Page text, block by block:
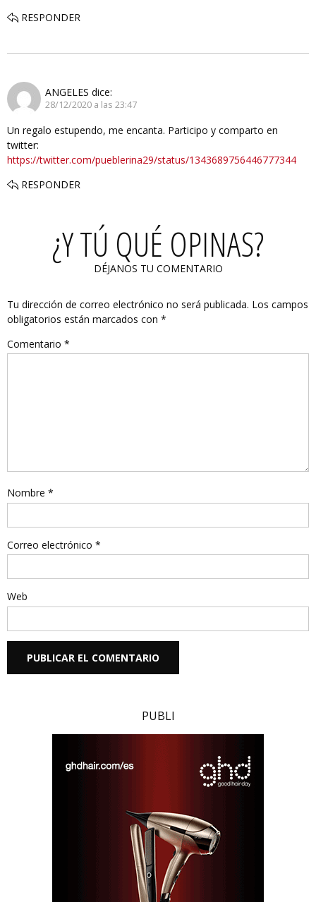
RESPONDER
ANGELES dice:
28/12/2020 a las 23:47
Un regalo estupendo, me encanta. Participo y comparto en
twitter:
https://twitter.com/pueblerina29/status/1343689756446777344
RESPONDER
¿Y TÚ QUÉ OPINAS?
DÉJANOS TU COMENTARIO
Tu dirección de correo electrónico no será publicada. Los campos
obligatorios están marcados con *
Comentario *
Nombre *
Correo electrónico *
Web
PUBLI